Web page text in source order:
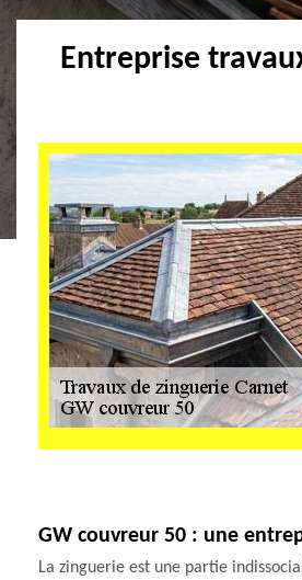
Entreprise
GW couvreur 50 : une
La zinguerie est une partie